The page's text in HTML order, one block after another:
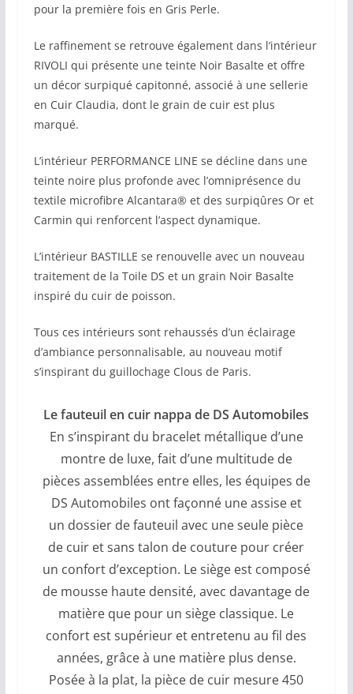
pour la première fois en Gris Perle.
Le raffinement se retrouve également dans l’intérieur
RIVOLI qui présente une teinte Noir Basalte et offre
un décor surpiqué capitonné, associé à une sellerie
en Cuir Claudia, dont le grain de cuir est plus
marqué.
L’intérieur PERFORMANCE LINE se décline dans une
teinte noire plus profonde avec l’omniprésence du
textile microfibre Alcantara® et des surpiqûres Or et
Carmin qui renforcent l’aspect dynamique.
L’intérieur BASTILLE se renouvelle avec un nouveau
traitement de la Toile DS et un grain Noir Basalte
inspiré du cuir de poisson.
Tous ces intérieurs sont rehaussés d’un éclairage
d’ambiance personnalisable, au nouveau motif
s’inspirant du guillochage Clous de Paris.
Le fauteuil en cuir nappa de DS Automobiles
En s’inspirant du bracelet métallique d’une
montre de luxe, fait d’une multitude de
pièces assemblées entre elles, les équipes de
DS Automobiles ont façonné une assise et
un dossier de fauteuil avec une seule pièce
de cuir et sans talon de couture pour créer
un confort d’exception. Le siège est composé
de mousse haute densité, avec davantage de
matière que pour un siège classique. Le
confort est supérieur et entretenu au fil des
années, grâce à une matière plus dense.
Posée à la plat, la pièce de cuir mesure 450